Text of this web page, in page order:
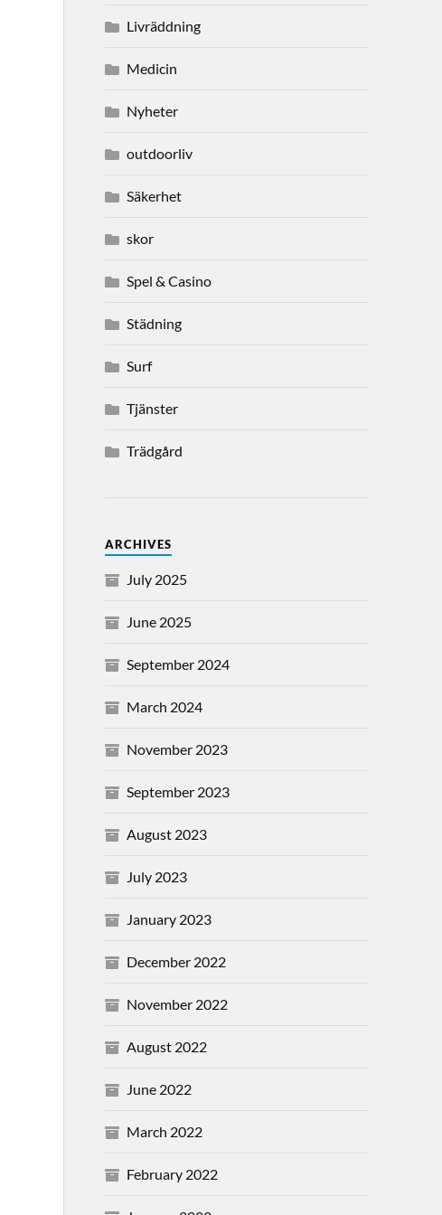
Livräddning
Medicin
Nyheter
outdoorliv
Säkerhet
skor
Spel & Casino
Städning
Surf
Tjänster
Trädgård
ARCHIVES
July 2025
June 2025
September 2024
March 2024
November 2023
September 2023
August 2023
July 2023
January 2023
December 2022
November 2022
August 2022
June 2022
March 2022
February 2022